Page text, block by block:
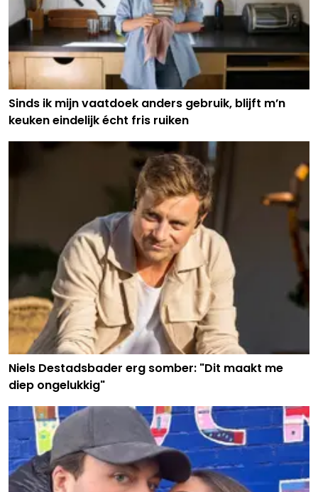
Sinds ik mijn vaatdoek anders gebruik, blijft m’n
keuken eindelijk écht fris ruiken
Niels Destadsbader erg somber: "Dit maakt me
diep ongelukkig"